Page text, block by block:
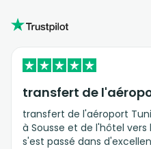
transfert de l'aéroport
à Sousse et de l'hôtel vers
s'est passé dans